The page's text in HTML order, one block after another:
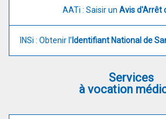
AATi : Saisir un Avis d'Arrêt
INSi : Obtenir l’ Identifiant National de
Services
à vocation